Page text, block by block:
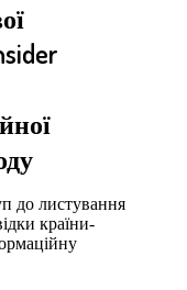
до листування
країни-